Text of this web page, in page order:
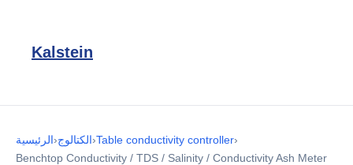
Kalstein
الرئيسية›الكتالوج›Table conductivity controller›
Benchtop Conductivity / TDS / Salinity / Conductivity Ash Meter